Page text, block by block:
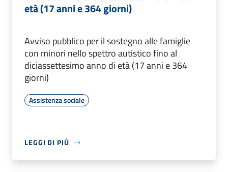
età (17 anni e 364 giorni)
Avviso pubblico per il sostegno alle famiglie
con minori nello spettro autistico fino al
diciassettesimo anno di età (17 anni e 364
giorni)
Assistenza sociale
LEGGI DI PIÙ